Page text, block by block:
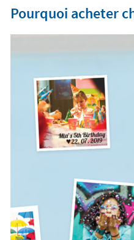
Pourquoi acheter